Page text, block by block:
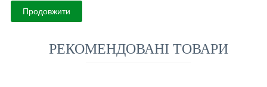
Продовжити
РЕКОМЕНДОВАНІ ТОВАРИ